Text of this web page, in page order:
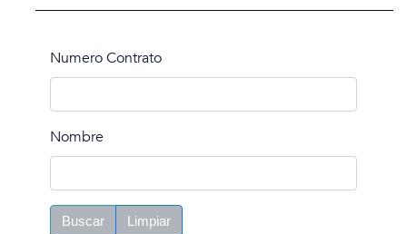
Numero Contrato
Nombre
Buscar Limpiar